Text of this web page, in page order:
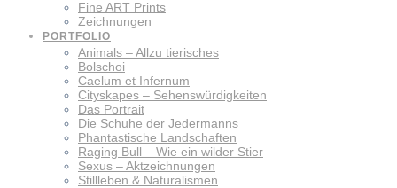
Fine ART Prints
Zeichnungen
PORTFOLIO
Animals – Allzu tierisches
Bolschoi
Caelum et Infernum
Cityskapes – Sehenswürdigkeiten
Das Portrait
Die Schuhe der Jedermanns
Phantastische Landschaften
Raging Bull – Wie ein wilder Stier
Sexus – Aktzeichnungen
Stillleben & Naturalismen